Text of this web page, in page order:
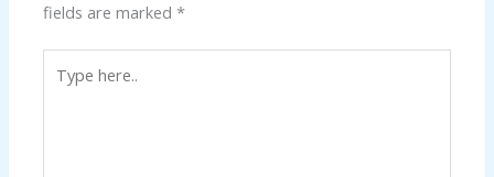
fields are marked*
here..